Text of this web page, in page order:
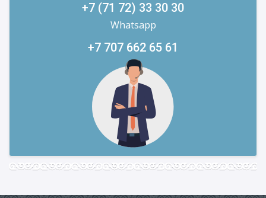
+7 (71 72) 33 30 30
Whatsapp
+7 707 662 65 61